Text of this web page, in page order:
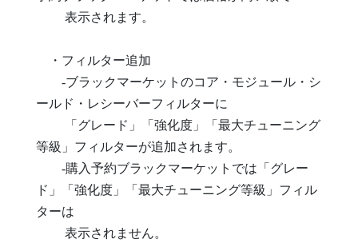
表示されます。
・フィルター追加
-ブラックマーケットのコア・モジュール・シ
ールド・レシーバーフィルターに
「グレード」「強化度」「最大チューニング
等級」フィルターが追加されます。
-購入予約ブラックマーケットでは「グレー
ド」「強化度」「最大チューニング等級」フィル
ターは
表示されません。